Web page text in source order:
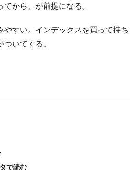
から、が前提になる。
やすい。インデックスを買って持ち
いてくる。
で読む